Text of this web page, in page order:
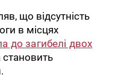
що відсутність
в місцях
до загибелі двох
становить